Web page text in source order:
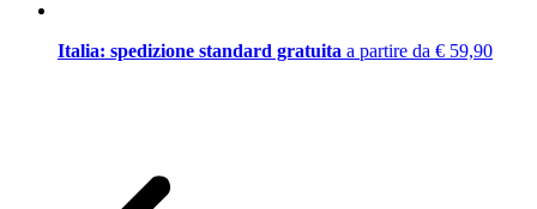
Italia: spedizione standard gratuita a partire da € 59,90